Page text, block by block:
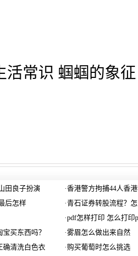
活常识 蝈蝈的象
田良子扮演 ·香港警方拘捕44人香
后怎样 ·青石证券转股流程？
·pdf怎样打印 怎么打印
买东西吗？ ·雾眉怎么做出来自然
确清洗白色衣 · 购买葡萄时怎么挑选